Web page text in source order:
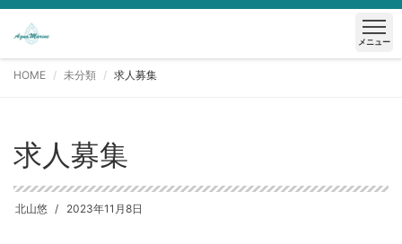
メニュー
HOME 未分類 求人募集
求人募集
北山悠 2023年11月8日